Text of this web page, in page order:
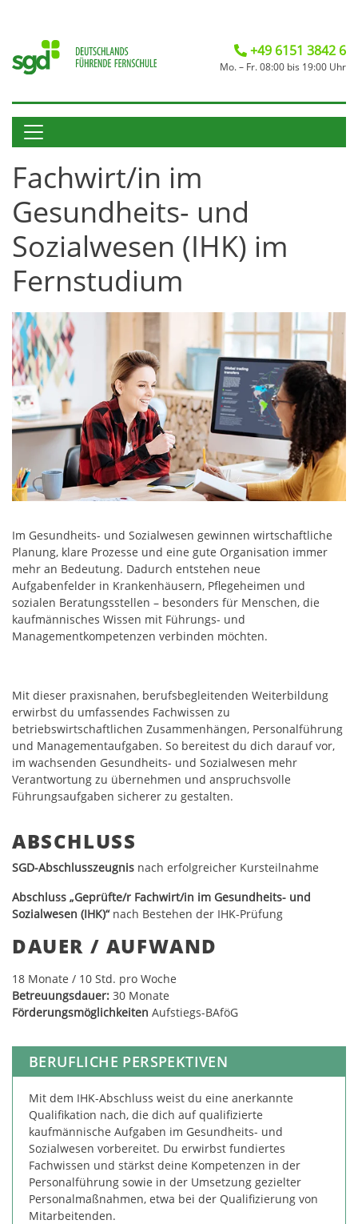
+49 6151 3842 6
Mo. – Fr. 08:00 bis 19:00 Uhr
Fachwirt/in im
Gesundheits- und
Sozialwesen (IHK) im
Fernstudium
Im Gesundheits- und Sozialwesen gewinnen wirtschaftliche
Planung, klare Prozesse und eine gute Organisation immer
mehr an Bedeutung. Dadurch entstehen neue
Aufgabenfelder in Krankenhäusern, Pflegeheimen und
sozialen Beratungsstellen – besonders für Menschen, die
kaufmännisches Wissen mit Führungs- und
Managementkompetenzen verbinden möchten.
Mit dieser praxisnahen, berufsbegleitenden Weiterbildung
erwirbst du umfassendes Fachwissen zu
betriebswirtschaftlichen Zusammenhängen, Personalführung
und Managementaufgaben. So bereitest du dich darauf vor,
im wachsenden Gesundheits- und Sozialwesen mehr
Verantwortung zu übernehmen und anspruchsvolle
Führungsaufgaben sicherer zu gestalten.
ABSCHLUSS
SGD-Abschlusszeugnis nach erfolgreicher Kursteilnahme
Abschluss „Geprüfte/r Fachwirt/in im Gesundheits- und
Sozialwesen (IHK)“nach Bestehen der IHK-Prüfung
DAUER / AUFWAND
18 Monate / 10 Std. pro Woche
Betreuungsdauer: 30 Monate
Förderungsmöglichkeiten Aufstiegs-BAföG
BERUFLICHE PERSPEKTIVEN
Mit dem IHK-Abschluss weist du eine anerkannte
Qualifikation nach, die dich auf qualifizierte
kaufmännische Aufgaben im Gesundheits- und
Sozialwesen vorbereitet. Du erwirbst fundiertes
Fachwissen und stärkst deine Kompetenzen in der
Personalführung sowie in der Umsetzung gezielter
Personalmaßnahmen, etwa bei der Qualifizierung von
Mitarbeitenden.